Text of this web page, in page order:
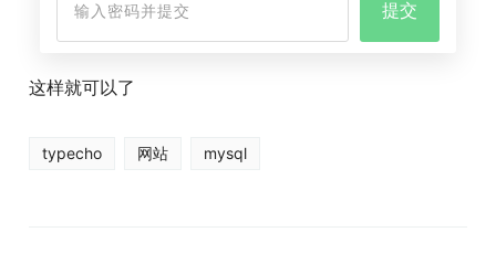
这样就可以了
typecho 网站 mysql